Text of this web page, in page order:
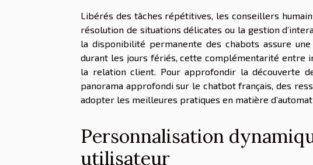
Libérés des tâches répétitives, les conseillers
résolution de situations délicates ou la gestion
la disponibilité permanente des chabots assure
durant les jours fériés, cette complémentarité entre
la relation client. Pour approfondir la découverte
panorama approfondi sur le chatbot français, des
adopter les meilleures pratiques en matière
Personnalisation
utilisateur